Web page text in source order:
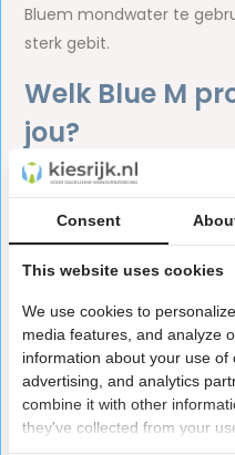
Bluem mondwater te
sterk gebit.
Welk Blue M
jou?
In onze webshop
Bluem tandpastamét
Bluem Oral Gelbij
Bluem mondwater
tandpasta.
Bluem Oral Foam
met een kunstgebit.
Consent
This website uses cookies
We use cookies to
media features, and analyze
information about your use of
advertising, and analytics
combine it with other
they've collected from your